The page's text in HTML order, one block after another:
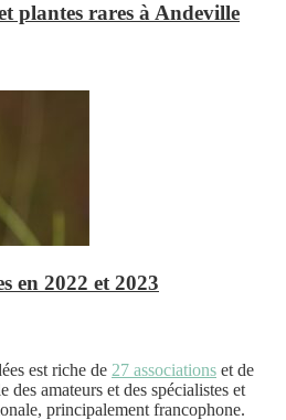
plantes rares à Andeville
en 2022 et 2023
est riche de 27 associations et de
des amateurs et des spécialistes et
principalement francophone.